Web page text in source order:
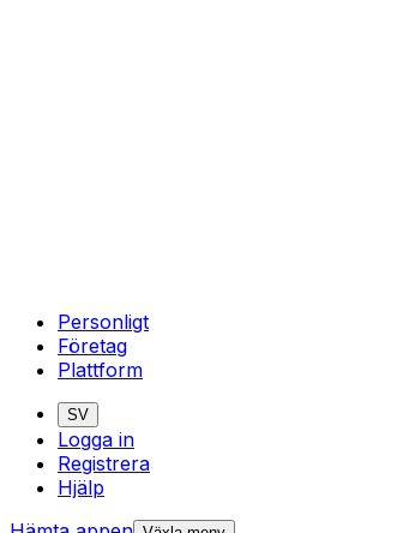
Personligt
Företag
Plattform
SV
Logga in
Registrera
Hjälp